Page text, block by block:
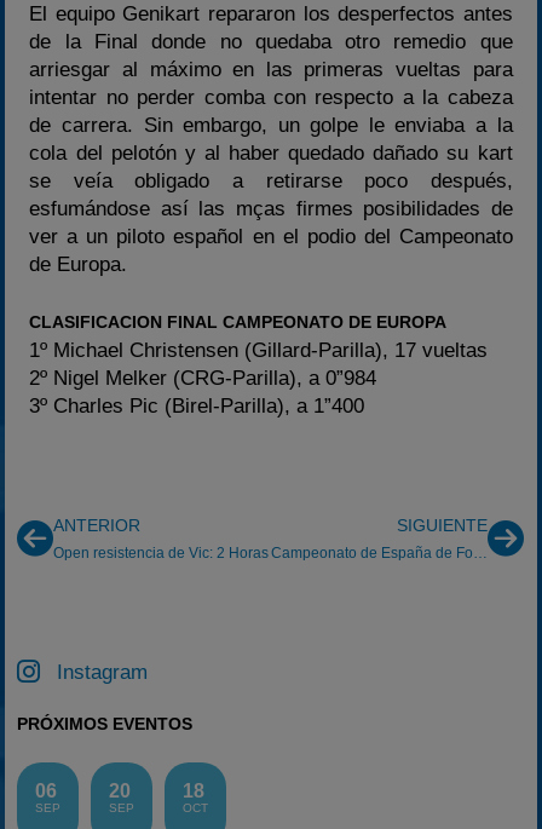
El equipo Genikart repararon los desperfectos antes
de la Final donde no quedaba otro remedio que
arriesgar al máximo en las primeras vueltas para
intentar no perder comba con respecto a la cabeza
de carrera. Sin embargo, un golpe le enviaba a la
cola del pelotón y al haber quedado dañado su kart
se veía obligado a retirarse poco después,
esfumándose así las mças firmes posibilidades de
ver a un piloto español en el podio del Campeonato
de Europa.
CLASIFICACION FINAL CAMPEONATO DE EUROPA
1º Michael Christensen (Gillard-Parilla), 17 vueltas
2º Nigel Melker (CRG-Parilla), a 0”984
3º Charles Pic (Birel-Parilla), a 1”400
ANTERIOR
Open resistencia de Vic: 2 Horas
SIGUIENTE
Instagram
PRÓXIMOS EVENTOS
06
SEP
20
SEP
18
OCT